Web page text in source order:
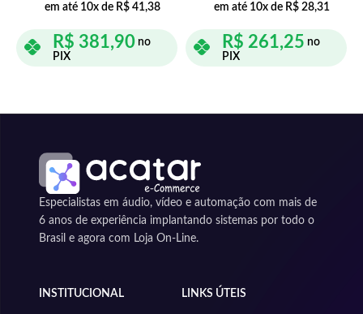
em até 10x de R$ 41,38
R$ 381,90 no
PIX
em até 10x de R$28,31
R$ 261,25 no
PIX
Especialistas em áudio, vídeo e automação com mais de
6 anos de experiência implantando sistemas por todo o
Brasil e agora com Loja On-Line.
INSTITUCIONAL LINKS ÚTEIS